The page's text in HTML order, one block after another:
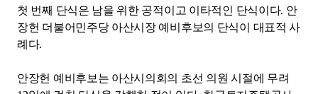
첫 번째 단식은 남을 위한 공적이고 이타적인 단식이다. 안
장헌 더불어민주당 아산시장 예비후보의 단식이 대표적 사
례다.
안장헌 예비후보는 아산시의회의 초선 의원 시절에 무려